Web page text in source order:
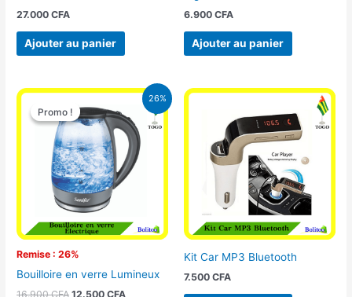
27.000CFA
Ajouter au panier
6.900 CFA
Ajouter au panier
26%
Promo !
Remise : 26%
Promo !
Bouilloire en verre Lumineux
16.900CFA
Le
prix
initial
16.900 CFA.
12.500CFA
Le
prix
actuel
est :
12.500 CFA.
Kit Car MP3 Bluetooth
7.500 CFA